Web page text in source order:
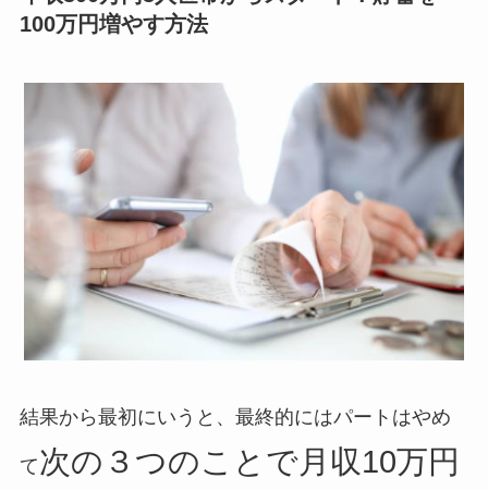
100万円増やす方法
結果から最初にいうと、最終的にはパートはやめ
て次の３つのことで月収10万円